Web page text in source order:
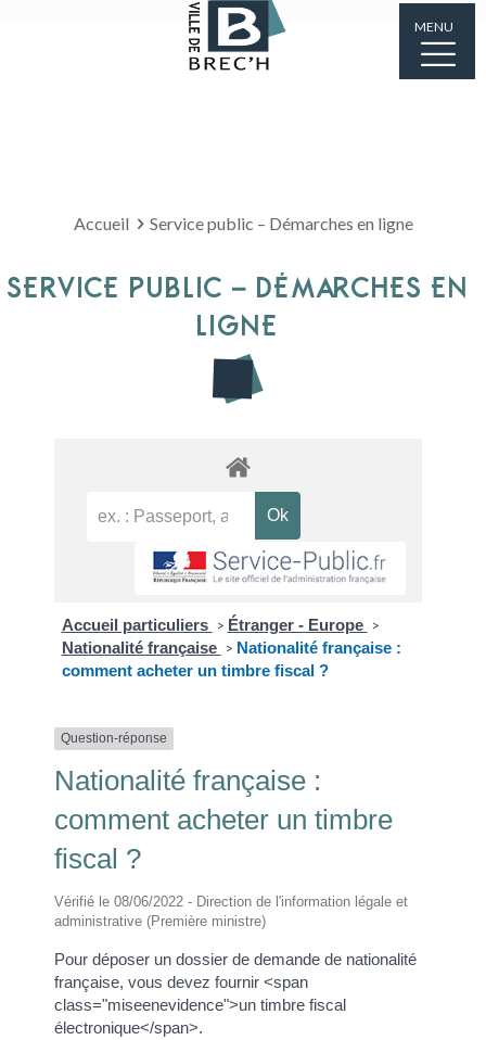
MENU
Accueil Service public – Démarches en ligne
SERVICE PUBLIC – DÉMARCHES EN
LIGNE
Accueil particuliers > Étranger - Europe >
Nationalité française > Nationalité française :
comment acheter un timbre fiscal ?
Question-réponse
Nationalité française :
comment acheter un timbre
fiscal ?
Vérifié le 08/06/2022 - Direction de l'information légale et
administrative (Première ministre)
Pour déposer un dossier de demande de nationalité
française, vous devez fournir <span
class="miseenevidence">un timbre fiscal
électronique</span>.